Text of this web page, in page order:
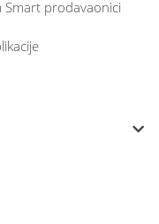
prodavaonici